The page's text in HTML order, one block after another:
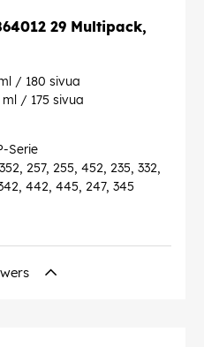
29 Multipack,
/ 180 sivua
/ 175 sivua
Serie
257, 255, 452, 235, 332,
442, 445, 247, 345